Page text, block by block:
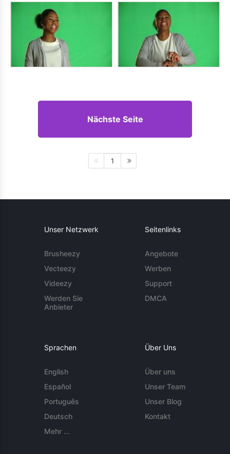
Nächste Seite
1
Unser Netzwerk
Brusheezy
Vecteezy
Videezy
Werden Sie
Anbieter
Seitenlinks
Angebote
Werben
Support
DMCA
Sprachen
English
Español
Português
Deutsch
Mehr ...
Über Uns
Über uns
Unser Team
Unser Blog
Kontakt